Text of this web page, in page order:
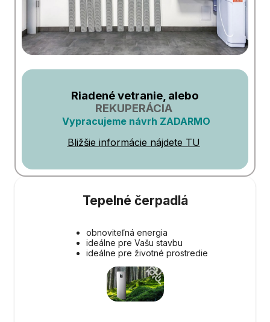
Riadené vetranie, alebo
REKUPERÁCIA
Vypracujeme návrh ZADARMO
Bližšie informácie nájdete TU
Tepelné čerpadlá
obnoviteľná energia
ideálne pre Vašu stavbu
ideálne pre životné prostredie